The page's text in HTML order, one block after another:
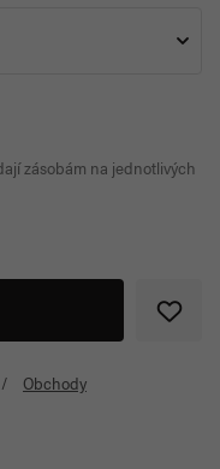
zásobám na jednotlivých
Obchody